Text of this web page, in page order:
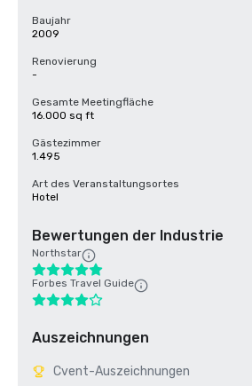
Baujahr
2009
Renovierung
-
Gesamte Meetingfläche
16.000 sq ft
Gästezimmer
1.495
Art des Veranstaltungsortes
Hotel
Bewertungen der Industrie
Northstar
Forbes Travel Guide
Auszeichnungen
Cvent-Auszeichnungen